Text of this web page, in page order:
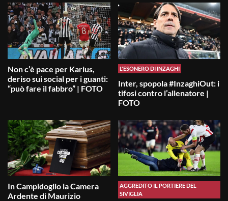
Non c’è pace per Karius,
deriso sui social per i guanti:
“può fare il fabbro” | FOTO
L'ESONERO DI INZAGHI
Inter, spopola #InzaghiOut: i
tifosi contro l’allenatore |
FOTO
In Campidoglio la Camera
Ardente di Maurizio
AGGREDITO IL PORTIERE DEL
SIVIGLIA